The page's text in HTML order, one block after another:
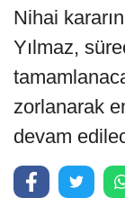
Nihai
Yılmaz,
zorlanarak
devam